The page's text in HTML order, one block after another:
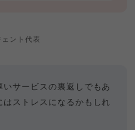
ント代表
サービスの裏返しでもあ
はストレスになるかもしれ